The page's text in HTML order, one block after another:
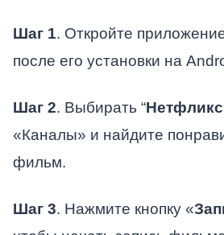
Шаг 1. Откройте
после его установки на
Шаг 2. Выбирать “Нетфликс
«Каналы» и найдите
фильм.
Шаг 3. Нажмите кнопку «